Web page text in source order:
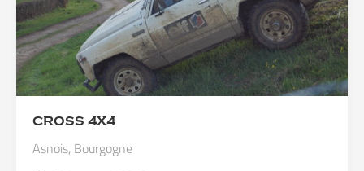
CROSS 4X4
Asnois, Bourgogne